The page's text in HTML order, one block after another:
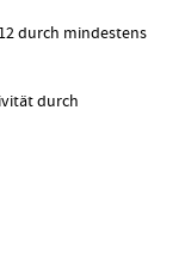
durch mindestens
durch